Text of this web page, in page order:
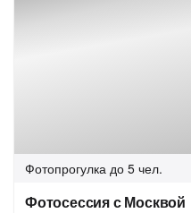
Фотопрогулка до 5 чел.
Фотосессия с Москвой